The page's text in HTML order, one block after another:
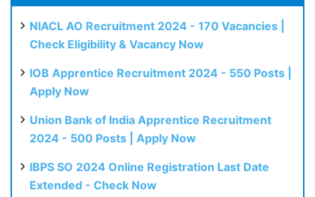
NIACL AO Recruitment 2024 - 170 Vacancies |
Check Eligibility & Vacancy Now
IOB Apprentice Recruitment 2024 - 550 Posts |
Apply Now
Union Bank of India Apprentice Recruitment
2024 - 500 Posts | Apply Now
IBPS SO 2024 Online Registration Last Date
Extended - Check Now